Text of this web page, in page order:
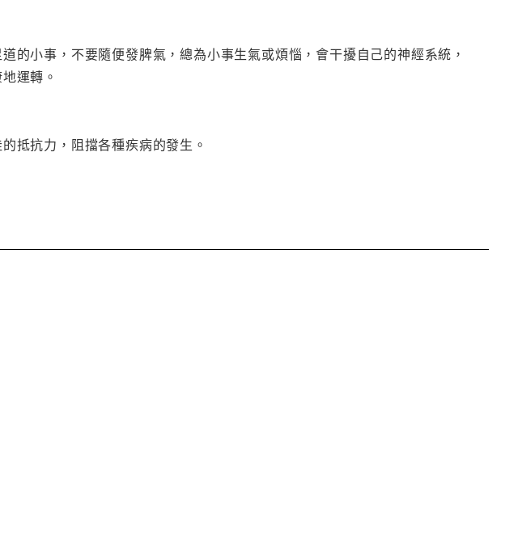
的小事，不要隨便發脾氣，總為小事生氣或煩惱，會干擾自己的神經系統，
運轉。
抵抗力，阻擋各種疾病的發生。